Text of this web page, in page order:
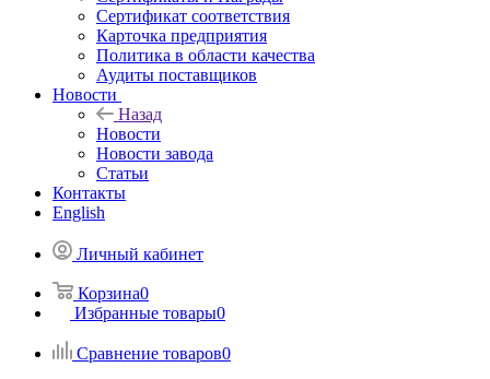
Сертификат соответствия
Карточка предприятия
Политика в области качества
Аудиты поставщиков
Новости
Назад
Новости
Новости завода
Статьи
Контакты
English
Личный кабинет
Корзина0
Избранные товары0
Сравнение товаров0